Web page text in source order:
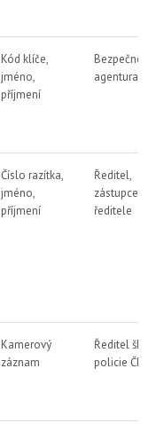
Kód klíče,
jméno,
příjmení
agentura
Číslo razítka,
jméno,
příjmení
Ředitel,
zástupce
ředitele
Kamerový
záznam
Ředitel
policie ČR